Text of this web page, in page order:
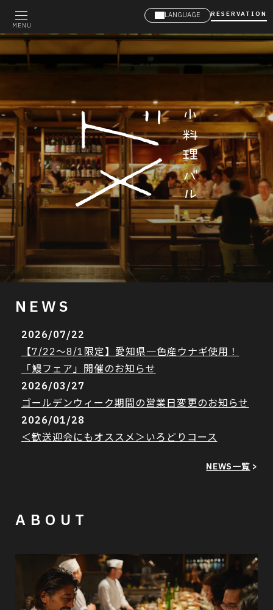
MENU
LANGUAGE RESERVATION
NEWS
2026/07/22
【7/22〜8/1限定】愛知県一色産ウナギ使用！
「鰻フェア」開催のお知らせ
2026/03/27
ゴールデンウィーク期間の営業日変更のお知らせ
2026/01/28
＜歓送迎会にもオススメ＞いろどりコース
NEWS一覧 >
ABOUT